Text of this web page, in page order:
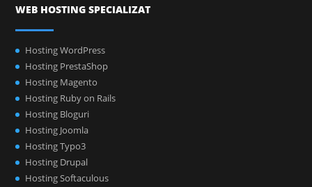
WEB HOSTING SPECIALIZAT
Hosting WordPress
Hosting PrestaShop
Hosting Magento
Hosting Ruby on Rails
Hosting Bloguri
Hosting Joomla
Hosting Typo3
Hosting Drupal
Hosting Softaculous